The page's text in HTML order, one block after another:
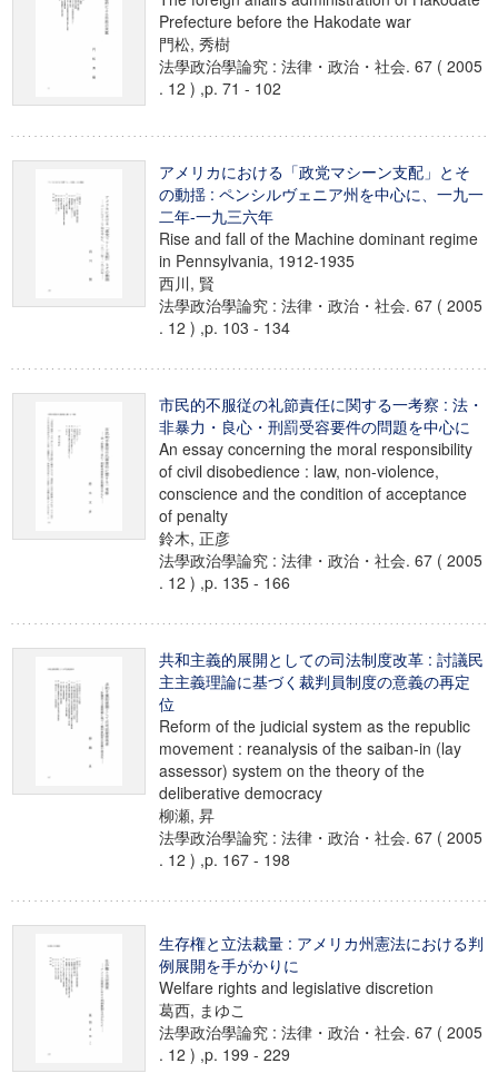
Prefecture before the Hakodate war
門松, 秀樹
法學政治學論究 : 法律・政治・社会. 67 ( 2005
. 12 ) ,p. 71 - 102
アメリカにおける「政党マシーン支配」とそ
の動揺 : ペンシルヴェニア州を中心に、一九一
二年-一九三六年
Rise and fall of the Machine dominant regime
in Pennsylvania, 1912-1935
西川, 賢
法學政治學論究 : 法律・政治・社会. 67 ( 2005
. 12 ) ,p. 103 - 134
市民的不服従の礼節責任に関する一考察 : 法・
非暴力・良心・刑罰受容要件の問題を中心に
An essay concerning the moral responsibility
of civil disobedience : law, non-violence,
conscience and the condition of acceptance
of penalty
鈴木, 正彦
法學政治學論究 : 法律・政治・社会. 67 ( 2005
. 12 ) ,p. 135 - 166
共和主義的展開としての司法制度改革 : 討議民
主主義理論に基づく裁判員制度の意義の再定
位
Reform of the judicial system as the republic
movement : reanalysis of the saiban-in (lay
assessor) system on the theory of the
deliberative democracy
柳瀬, 昇
法學政治學論究 : 法律・政治・社会. 67 ( 2005
. 12 ) ,p. 167 - 198
生存権と立法裁量 : アメリカ州憲法における判
例展開を手がかりに
Welfare rights and legislative discretion
葛西, まゆこ
法學政治學論究 : 法律・政治・社会. 67 ( 2005
. 12 ) ,p. 199 - 229